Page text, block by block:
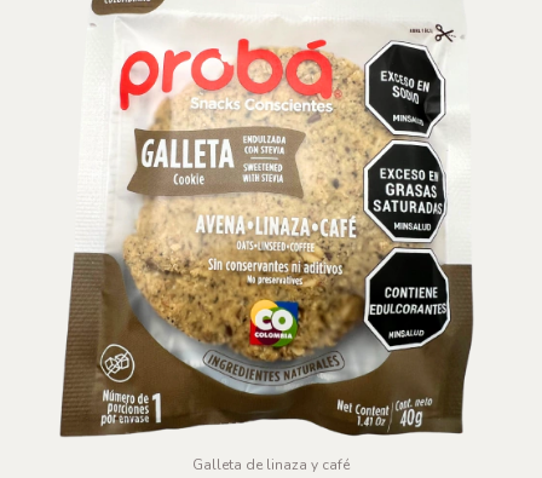
Galleta de linaza y café